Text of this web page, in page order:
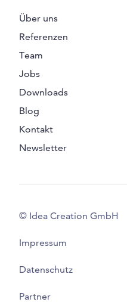
Über uns
Referenzen
Team
Jobs
Downloads
Blog
Kontakt
Newsletter
© Idea Creation GmbH
Impressum
Datenschutz
Partner